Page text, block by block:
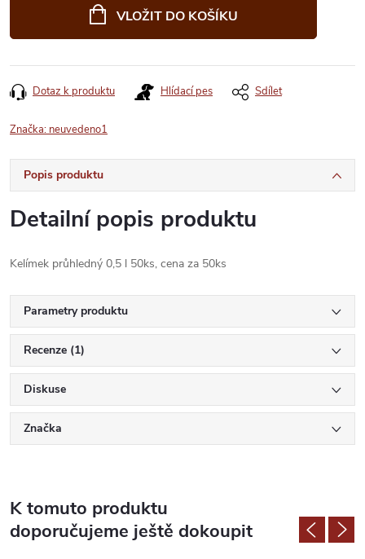
VLOŽIT DO KOŠÍKU
Dotaz k produktu Hlídací pes Sdílet
Značka: neuvedeno1
Popis produktu
Detailní popis produktu
Kelímek průhledný 0,5 l 50ks, cena za 50ks
Parametry produktu
Recenze (1)
Diskuse
Značka
K tomuto produktu
doporučujeme ještě dokoupit